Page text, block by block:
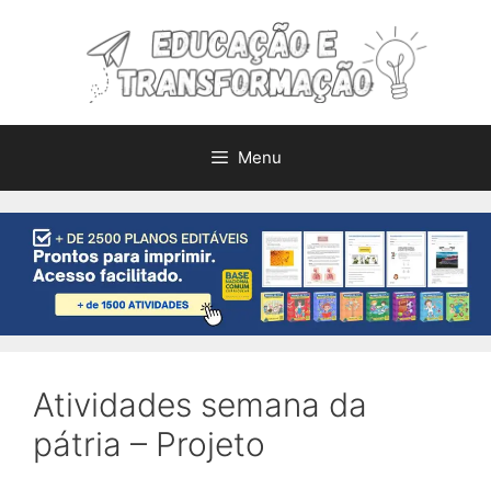
Menu
Atividades semana da
pátria – Projeto